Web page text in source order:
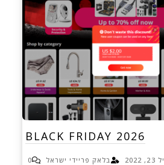
BLACK FRIDAY 2026
בלאק פריידי ישראל 0